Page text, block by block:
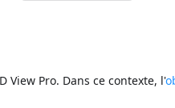
Pro. Dans ce contexte, l'